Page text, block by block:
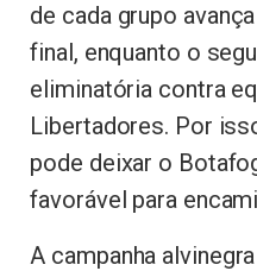
de cada grupo
final, enquanto o
eliminatória contra
Libertadores. Por
pode deixar o
favorável para
A campanha